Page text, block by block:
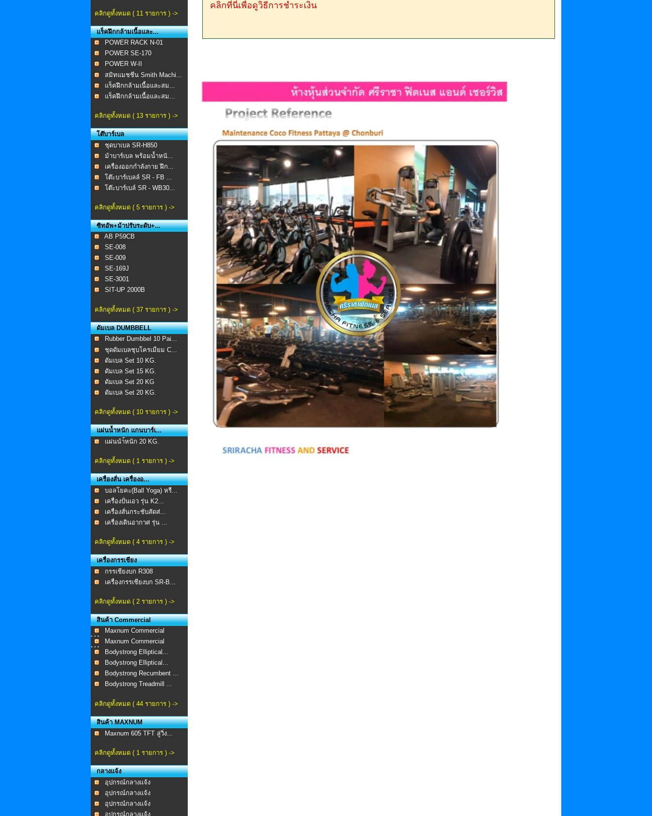
คลิกดูทั้งหมด ( 11 รายการ ) ->
แร็คฝึกกล้ามเนื้อและ...
POWER RACK N-01
POWER SE-170
POWER W-II
สมิทแมชชีน Smith Machi...
แร็คฝึกกล้ามเนื้อและสม...
แร็คฝึกกล้ามเนื้อและสม...
คลิกดูทั้งหมด ( 13 รายการ ) ->
โต๊บาร์เบล
ชุดบาเบล SR-H850
ม้าบาร์เบล พร้อมน้ำหนั...
เครื่องออกกำลังกาย ฝึก...
โต๊ะบาร์เบลล์ SR - FB ...
โต๊ะบาร์เบล์ SR - WB30...
คลิกดูทั้งหมด ( 5 รายการ ) ->
ซิทอัพ+ม้าปรับระดับ+...
AB P59CB
SE-008 ​
SE-009
SE-169J
SE-3001
SIT-UP 2000B
คลิกดูทั้งหมด ( 37 รายการ ) ->
ดัมเบล DUMBBELL
Rubber Dumbbel 10 Pai...
ชุดดัมเบลชุบโครเมียม C...
ดัมเบล Set 10 KG.
ดัมเบล Set 15 KG.
ดัมเบล Set 20 KG
ดัมเบล Set 20 KG.
คลิกดูทั้งหมด ( 10 รายการ ) ->
แผ่นน้ำหนัก แกนบาร์เ...
เเผ่นนำ้หนัก 20 KG.
คลิกดูทั้งหมด ( 1 รายการ ) ->
เครื่องสั่น เครื่องอ...
บอลโยคะ(Ball Yoga) หรื...
เครื่องปั่นเอว รุ่น K2...
เครื่องสั่นกระชับสัดส่...
เครื่องเดินอากาศ รุ่น ...
คลิกดูทั้งหมด ( 4 รายการ ) ->
เครื่องกรรเชียง
กรรเชียงบก R308
เครื่องกรรเชียงบก SR-B...
คลิกดูทั้งหมด ( 2 รายการ ) ->
สินค้า Commercial
Maxnum Commercial
MA-...Maxnum Commercial
MA-...Bodystrong Elliptical...
Bodystrong Elliptical...
Bodystrong Recumbent ...
Bodystrong Treadmill ...
คลิกดูทั้งหมด ( 44 รายการ ) ->
สินค้า MAXNUM
Maxnum 605 TFT ลู่วิ่ง...
คลิกดูทั้งหมด ( 1 รายการ ) ->
กลางแจ้ง
อุปกรณ์กลางแจ้ง
อุปกรณ์กลางแจ้ง
อุปกรณ์กลางแจ้ง
อุปกรณ์กลางแจ้ง
คลิกที่นี่เพื่อดูวิธีการชำระเงิน